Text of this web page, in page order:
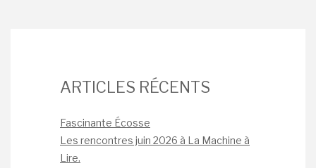
ARTICLES RÉCENTS
Fascinante Écosse
Les rencontres juin 2026 à La Machine à
Lire.